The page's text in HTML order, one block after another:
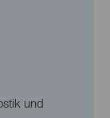
und